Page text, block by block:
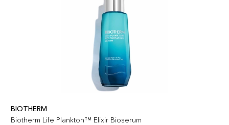
BIOTHERM
Biotherm Life Plankton™ Elixir Bioserum